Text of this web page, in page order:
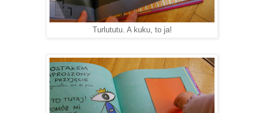
Turlututu. A kuku, to ja!